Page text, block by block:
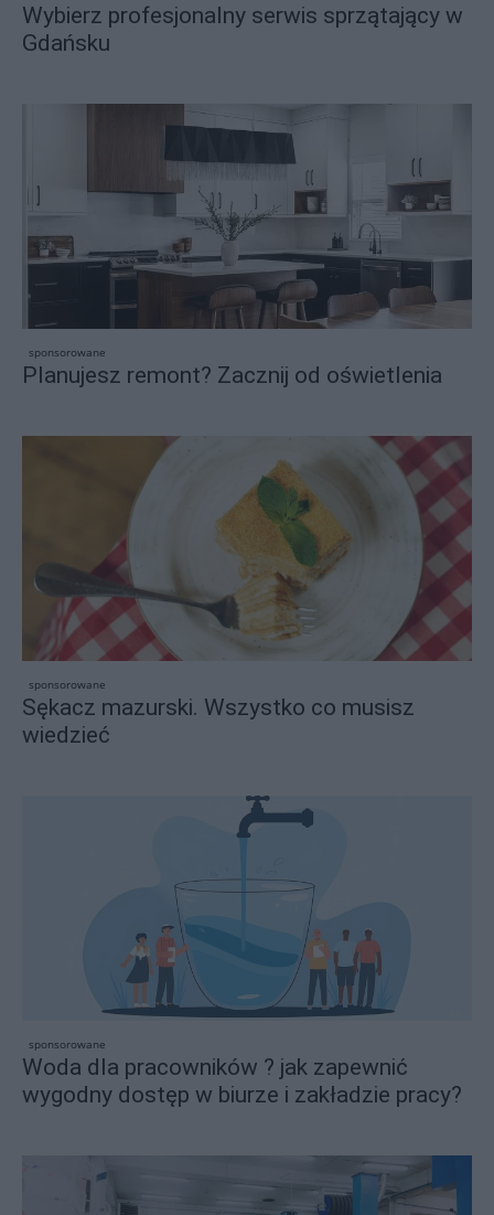
Wybierz profesjonalny serwis sprzątający w
Gdańsku
sponsorowane
Planujesz remont? Zacznij od oświetlenia
sponsorowane
Sękacz mazurski. Wszystko co musisz
wiedzieć
sponsorowane
Woda dla pracowników ? jak zapewnić
wygodny dostęp w biurze i zakładzie pracy?